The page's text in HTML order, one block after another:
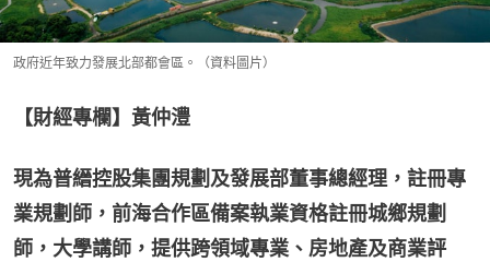
政府近年致力發展北部都會區。（資料圖片）
【財經專欄】黃仲澧
現為普縉控股集團規劃及發展部董事總經理，註冊專
業規劃師，前海合作區備案執業資格註冊城鄉規劃
師，大學講師，提供跨領域專業、房地產及商業評